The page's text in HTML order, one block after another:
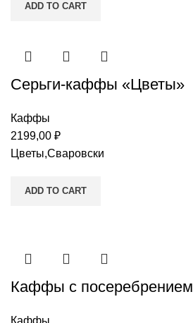
ADD TO CART
Серьги-каффы «Цветы»
Каффы
2199,00 ₽
Цветы,Сваровски
ADD TO CART
Каффы c посеребрением
Каффы